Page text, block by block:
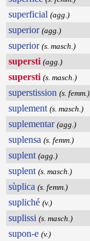
superficial (agg.)
superior (agg.)
superior (s. masch.)
supersti (agg.)
supersti (s. masch.)
superstission (s. femm.)
suplement (s. masch.)
suplementar (agg.)
suplensa (s. femm.)
suplent (agg.)
suplent (s. masch.)
sùplica (s. femm.)
supliché (v.)
suplissi (s. masch.)
supon-e (v.)